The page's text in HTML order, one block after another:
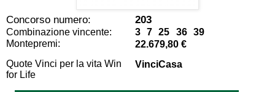
Concorso numero: 203
Combinazione vincente:
3 7 25 36 39
Montepremi:
22.679,80 €
Quote Vinci per la vita Win
for Life
VinciCasa